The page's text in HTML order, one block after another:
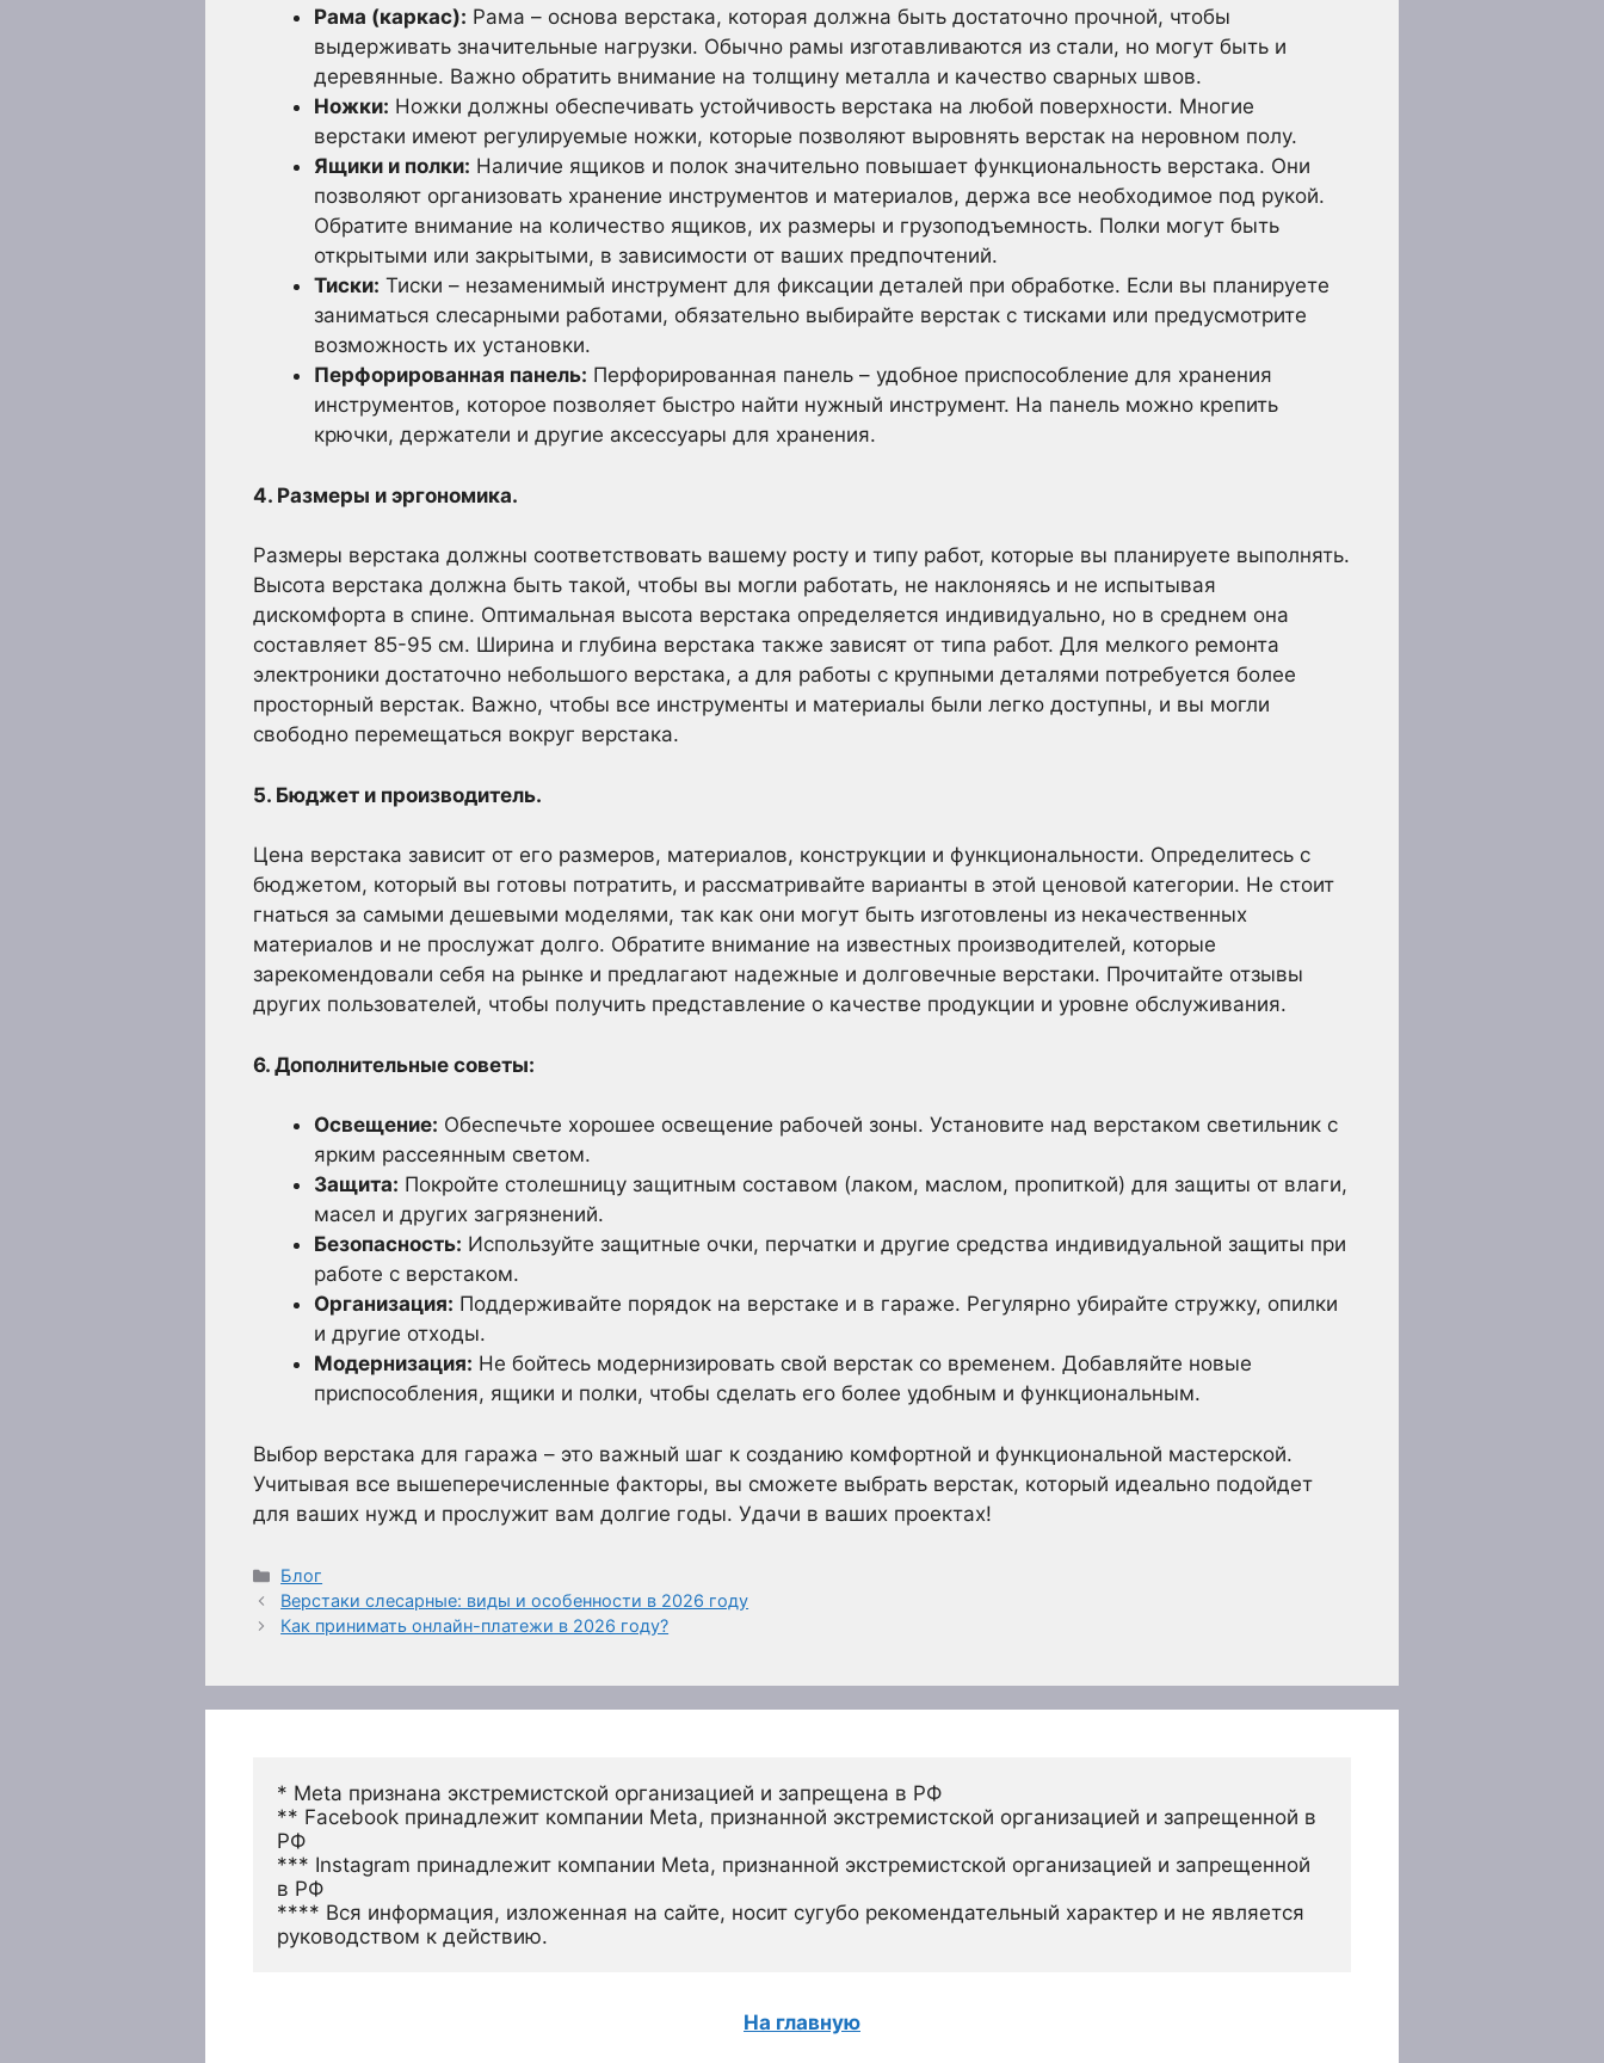
Рама (каркас): Рама – основа верстака, которая должна быть достаточно прочной, чтобы
выдерживать значительные нагрузки. Обычно рамы изготавливаются из стали, но могут быть и
деревянные. Важно обратить внимание на толщину металла и качество сварных швов.
Ножки: Ножки должны обеспечивать устойчивость верстака на любой поверхности. Многие
верстаки имеют регулируемые ножки, которые позволяют выровнять верстак на неровном полу.
Ящики и полки: Наличие ящиков и полок значительно повышает функциональность верстака. Они
позволяют организовать хранение инструментов и материалов, держа все необходимое под рукой.
Обратите внимание на количество ящиков, их размеры и грузоподъемность. Полки могут быть
открытыми или закрытыми, в зависимости от ваших предпочтений.
Тиски: Тиски – незаменимый инструмент для фиксации деталей при обработке. Если вы планируете
заниматься слесарными работами, обязательно выбирайте верстак с тисками или предусмотрите
возможность их установки.
Перфорированная панель: Перфорированная панель – удобное приспособление для хранения
инструментов, которое позволяет быстро найти нужный инструмент. На панель можно крепить
крючки, держатели и другие аксессуары для хранения.
4. Размеры и эргономика.
Размеры верстака должны соответствовать вашему росту и типу работ, которые вы планируете выполнять.
Высота верстака должна быть такой, чтобы вы могли работать, не наклоняясь и не испытывая
дискомфорта в спине. Оптимальная высота верстака определяется индивидуально, но в среднем она
составляет 85-95 см. Ширина и глубина верстака также зависят от типа работ. Для мелкого ремонта
электроники достаточно небольшого верстака, а для работы с крупными деталями потребуется более
просторный верстак. Важно, чтобы все инструменты и материалы были легко доступны, и вы могли
свободно перемещаться вокруг верстака.
5. Бюджет и производитель.
Цена верстака зависит от его размеров, материалов, конструкции и функциональности. Определитесь с
бюджетом, который вы готовы потратить, и рассматривайте варианты в этой ценовой категории. Не стоит
гнаться за самыми дешевыми моделями, так как они могут быть изготовлены из некачественных
материалов и не прослужат долго. Обратите внимание на известных производителей, которые
зарекомендовали себя на рынке и предлагают надежные и долговечные верстаки. Прочитайте отзывы
других пользователей, чтобы получить представление о качестве продукции и уровне обслуживания.
6. Дополнительные советы:
Освещение: Обеспечьте хорошее освещение рабочей зоны. Установите над верстаком светильник с
ярким рассеянным светом.
Защита: Покройте столешницу защитным составом (лаком, маслом, пропиткой) для защиты от влаги,
масел и других загрязнений.
Безопасность: Используйте защитные очки, перчатки и другие средства индивидуальной защиты при
работе с верстаком.
Организация: Поддерживайте порядок на верстаке и в гараже. Регулярно убирайте стружку, опилки
и другие отходы.
Модернизация: Не бойтесь модернизировать свой верстак со временем. Добавляйте новые
приспособления, ящики и полки, чтобы сделать его более удобным и функциональным.
Выбор верстака для гаража – это важный шаг к созданию комфортной и функциональной мастерской.
Учитывая все вышеперечисленные факторы, вы сможете выбрать верстак, который идеально подойдет
для ваших нужд и прослужит вам долгие годы. Удачи в ваших проектах!
Рубрики
Блог
Верстаки слесарные: виды и особенности в 2026 году
Как принимать онлайн-платежи в 2026 году?
* Meta признана экстремистской организацией и запрещена в РФ
** Facebook принадлежит компании Meta, признанной экстремистской организацией и запрещенной в
РФ
*** Instagram принадлежит компании Meta, признанной экстремистской организацией и запрещенной
в РФ
**** Вся информация, изложенная на сайте, носит сугубо рекомендательный характер и не является
руководством к действию.
На главную